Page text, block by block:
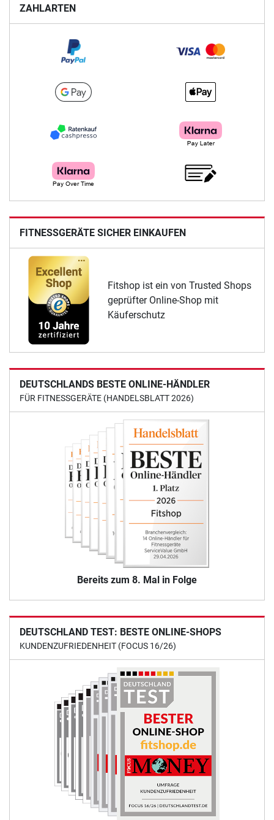
ZAHLARTEN
FITNESSGERÄTE SICHER EINKAUFEN
Fitshop ist ein von Trusted Shops
geprüfter Online-Shop mit
Käuferschutz
DEUTSCHLANDS BESTE ONLINE-HÄNDLER
FÜR FITNESSGERÄTE (HANDELSBLATT 2026)
Bereits zum 8. Mal in Folge
DEUTSCHLAND TEST: BESTE ONLINE-SHOPS
KUNDENZUFRIEDENHEIT (FOCUS 16/26)